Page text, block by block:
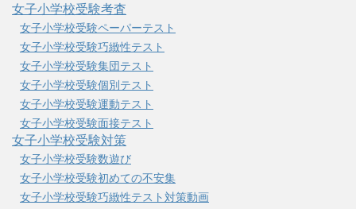
女子小学校受験考査
女子小学校受験ペーパーテスト
女子小学校受験巧緻性テスト
女子小学校受験集団テスト
女子小学校受験個別テスト
女子小学校受験運動テスト
女子小学校受験面接テスト
女子小学校受験対策
女子小学校受験数遊び
女子小学校受験初めての不安集
女子小学校受験巧緻性テスト対策動画